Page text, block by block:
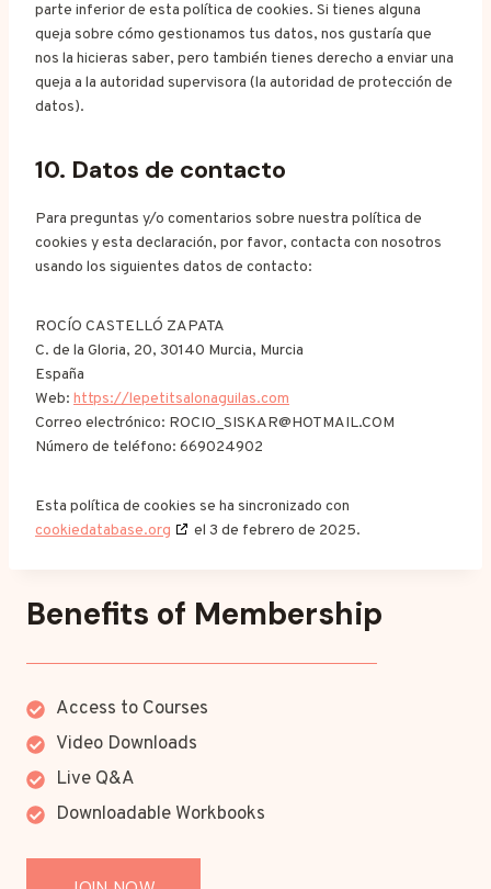
parte inferior de esta política de cookies. Si tienes alguna
queja sobre cómo gestionamos tus datos, nos gustaría que
nos la hicieras saber, pero también tienes derecho a enviar una
queja a la autoridad supervisora (la autoridad de protección de
datos).
10. Datos de contacto
Para preguntas y/o comentarios sobre nuestra política de
cookies y esta declaración, por favor, contacta con nosotros
usando los siguientes datos de contacto:
ROCÍO CASTELLÓ ZAPATA
C. de la Gloria, 20, 30140 Murcia, Murcia
España
Web: https://lepetitsalonaguilas.com
Correo electrónico: ROCIO_SISKAR@HOTMAIL.COM
Número de teléfono: 669024902
Esta política de cookies se ha sincronizado con
cookiedatabase.org
el 3 de febrero de 2025.
Benefits of Membership
Access to Courses
Video Downloads
Live Q&A
Downloadable Workbooks